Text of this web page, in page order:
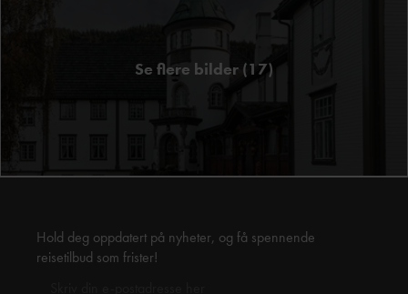
Se flere bilder (17)
Hold deg oppdatert på nyheter, og få spennende
reisetilbud som frister!